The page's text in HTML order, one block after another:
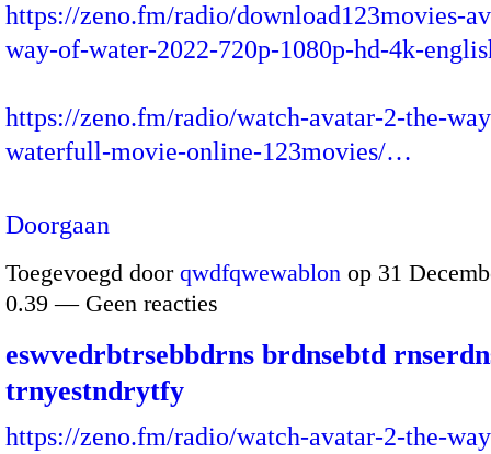
https://zeno.fm/radio/download123movies-
way-of-water-2022-720p-1080p-hd-4k-
https://zeno.fm/radio/watch-avatar-2-the-
waterfull-movie-online-123movies/…
Doorgaan
Toegevoegd door qwdfqwewablon op 31
0.39 — Geen reacties
eswvedrbtrsebbdrns brdnsebtd
trnyestndrytfy
https://zeno.fm/radio/watch-avatar-2-the-